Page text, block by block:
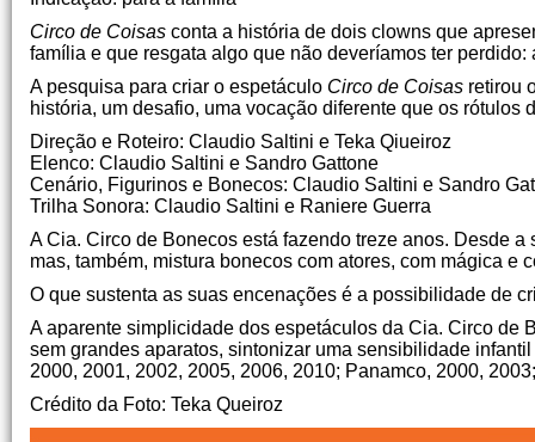
Circo de Coisas conta a história de dois clowns que
família e que resgata algo que não deveríamos ter
A pesquisa para criar o espetáculo Circo de Coisas retirou
história, um desafio, uma vocação diferente que os rótulos
Direção e Roteiro: Claudio Saltini e Teka Qiueiroz
Elenco: Claudio Saltini e Sandro Gattone
Cenário, Figurinos e Bonecos: Claudio Saltini e Sandro
Trilha Sonora: Claudio Saltini e Raniere Guerra
A Cia. Circo de Bonecos está fazendo treze anos. Desde a
mas, também, mistura bonecos com atores, com mágica e
O que sustenta as suas encenações é a possibilidade de
A aparente simplicidade dos espetáculos da Cia. Circo de
sem grandes aparatos, sintonizar uma sensibilidade
2000, 2001, 2002, 2005, 2006, 2010; Panamco, 2000,
Crédito da Foto: Teka Queiroz